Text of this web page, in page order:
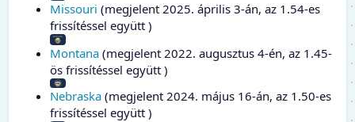
Missouri (megjelent 2025. április 3-án, az 1.54-es
frissítéssel együtt )
Montana (megjelent 2022. augusztus 4-én, az 1.45-
ös frissítéssel együtt )
Nebraska (megjelent 2024. május 16-án, az 1.50-es
frissítéssel együtt )